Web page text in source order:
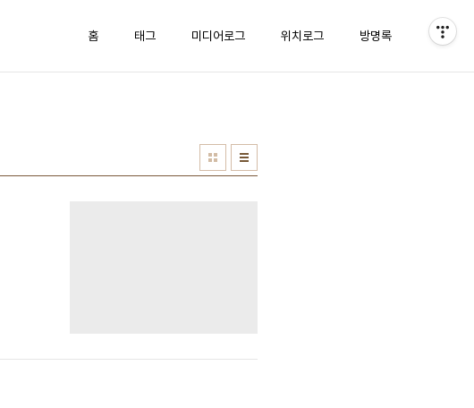
홈 태그 미디어로그 위치로그 방명록